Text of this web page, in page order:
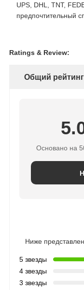
UPS, DHL, TNT,
предпочтительный
Ratings & Review:
Общий рейтинг
Основано на
Ниже
5 звезды
4 звезды
3 звезды